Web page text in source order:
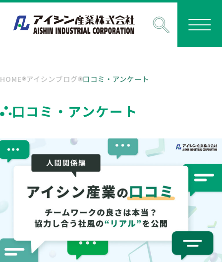
HOME アイシンブログ 口コミ・アンケート
口コミ・アンケート